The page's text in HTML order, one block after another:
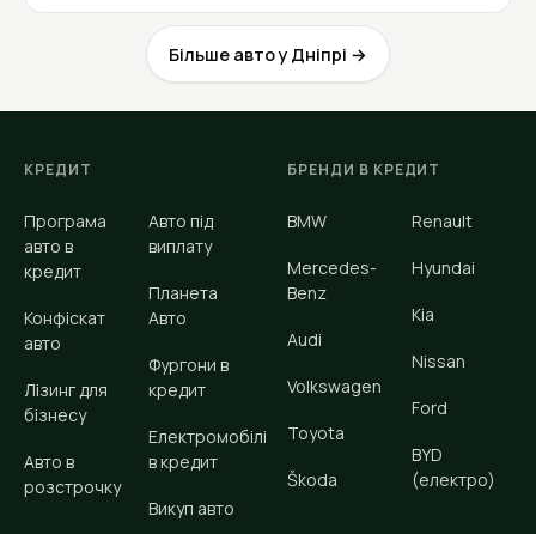
Більше авто у Дніпрі →
КРЕДИТ
Програма
авто в
кредит
Конфіскат
авто
Лізинг для
бізнесу
Авто в
розстрочку
Авто під
виплату
Планета
Авто
Фургони в
кредит
Електромобілі
в кредит
Викуп авто
БРЕНДИ В КРЕДИТ
BMW
Mercedes-
Benz
Audi
Volkswagen
Toyota
Škoda
Renault
Hyundai
Kia
Nissan
Ford
BYD
(електро)